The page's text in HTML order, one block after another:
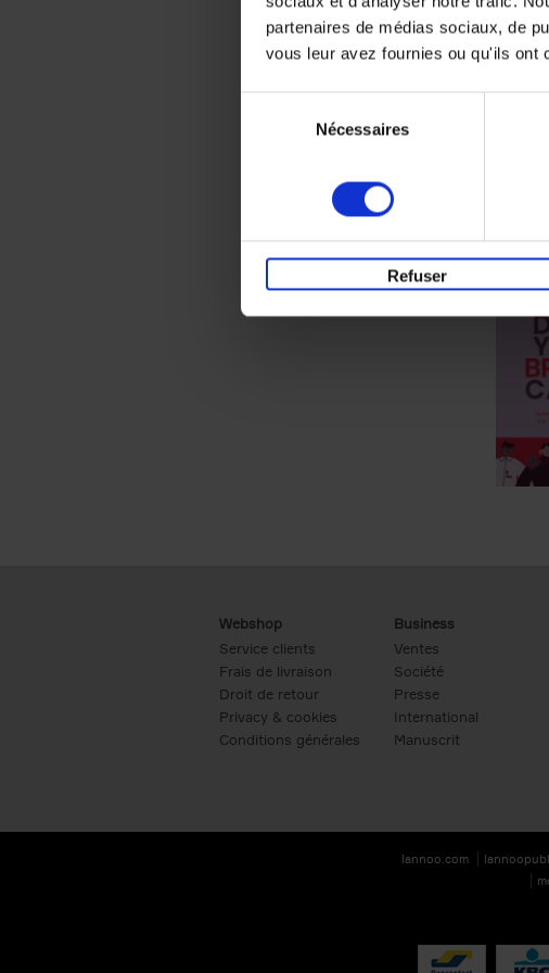
partenaires de médias sociaux, de
vous leur avez fournies ou qu'ils ont
Nécessaires
Refuser
Webshop
Service clients
Frais de livraison
Droit de retour
Privacy & cookies
Conditions générales
Business
Ventes
Société
Presse
International
Manuscrit
lannoo.com